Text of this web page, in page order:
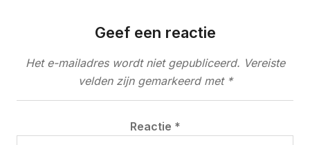
Geef een reactie
Het e-mailadres wordt niet gepubliceerd. Vereiste
velden zijn gemarkeerd met *
Reactie *